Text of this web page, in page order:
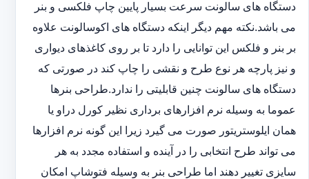
دستگاه های سالونت سرعت بسیار پایین چاپ فلکسی و بنر
می باشد.نکته مهم دیگر اینکه دستگاه های اکوسالونت علاوه
بر بنر و فلکس این توانایی را دارد تا بر روی کاغذهای دیواری
و نیز پارچه هر نوع طرح و نقشی را چاپ کند در صورتی که
دستگاه های سالونت چنین قابلیتی را ندارد.طراحی بنرها
عموما به وسیله نرم افزارهای برداری نظیر کورل دراو یا
همان ایلوستریتور صورت می گیرد زیرا این گونه نرم افزارها
می تواند طرح انتخابی را در آینده و استفاده مجدد به هر
سایزی تغییر دهند اما طراحی بنر به وسیله فتوشاپ امکان